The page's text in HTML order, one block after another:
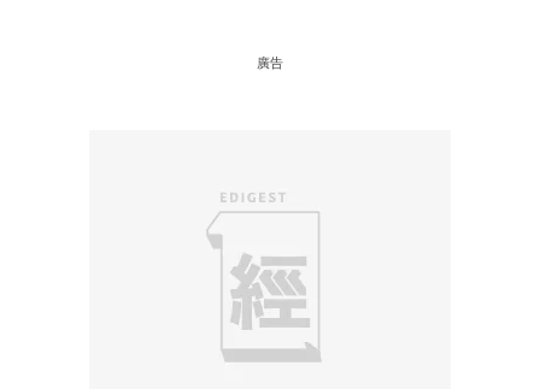
廣告